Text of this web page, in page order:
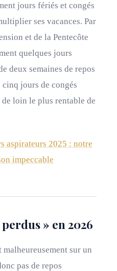
jours fériés et congés
ses vacances. Par
et de la Pentecôte
quelques jours
deux semaines de repos
jours de congés
de loin le plus rentable de
aspirateurs 2025 : notre
impeccable
» en 2026
sur un
pas de repos